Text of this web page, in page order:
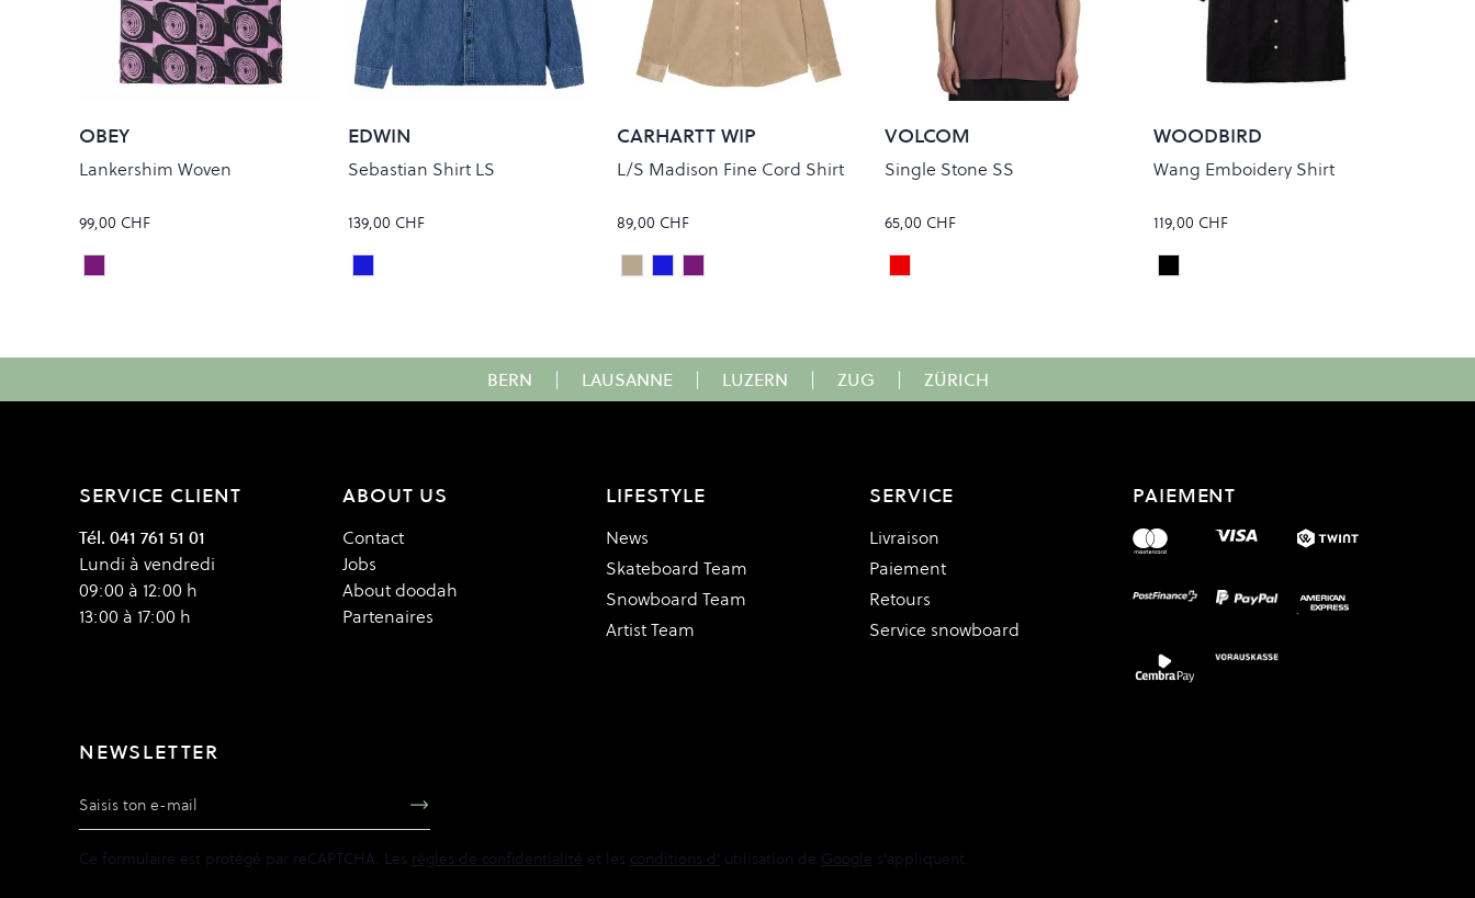
OBEY
Lankershim Woven
99,00 CHF
Colour
WILD ROSE MULTI
EDWIN
Sebastian Shirt LS
139,00 CHF
Colour
BLUE MID
CARHARTT WIP
L/S Madison Fine Cord Shirt
89,00 CHF
Colour
IROKO/WAX
COZY BLUE/WAX
COZY PURPLE/WAX
VOLCOM
Single Stone SS
65,00 CHF
Colour
Pistol Punch
WOODBIRD
Wang Emboidery Shirt
119,00 CHF
Colour
Black
BERN | LAUSANNE | LUZERN | ZUG | ZÜRICH
SERVICE CLIENT
Tél. 041 761 51 01
Lundi à vendredi
09:00 à 12:00 h
13:00 à 17:00 h
ABOUT US
Contact
Jobs
About doodah
Partenaires
LIFESTYLE
News
Skateboard Team
Snowboard Team
Artist Team
SERVICE
Livraison
Paiement
Retours
Service snowboard
PAIEMENT
NEWSLETTER
Adresse e-mail
Ce formulaire est protégé par reCAPTCHA. Les règles de confidentialité et les conditions d' utilisation de Google s'appliquent.